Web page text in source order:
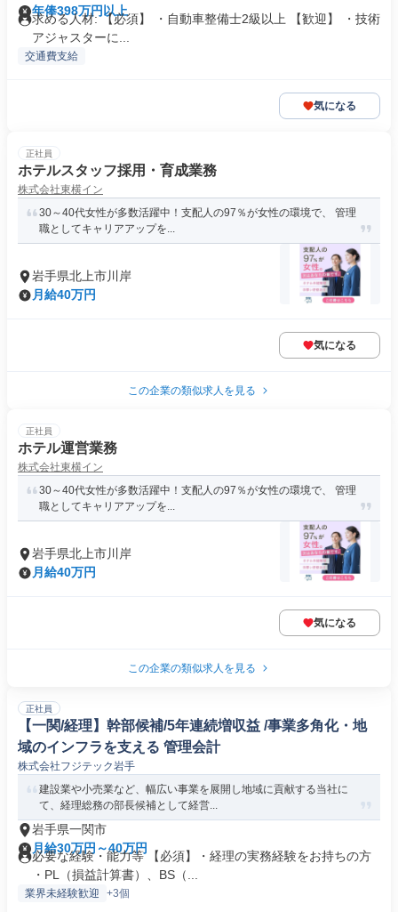
年俸398万円以上
求める人材: 【必須】 ・自動車整備士2級以上 【歓迎】 ・技術
アジャスターに...
交通費支給
気になる
正社員
ホテルスタッフ採用・育成業務
株式会社東横イン
30～40代女性が多数活躍中！支配人の97％が女性の環境で、 管理
職としてキャリアアップを...
岩手県北上市川岸
月給40万円
気になる
この企業の類似求人を見る
正社員
ホテル運営業務
株式会社東横イン
30～40代女性が多数活躍中！支配人の97％が女性の環境で、 管理
職としてキャリアアップを...
岩手県北上市川岸
月給40万円
気になる
この企業の類似求人を見る
正社員
【一関/経理】幹部候補/5年連続増収益 /事業多角化・地
域のインフラを支える 管理会計
株式会社フジテック岩手
建設業や小売業など、幅広い事業を展開し地域に貢献する当社に
て、経理総務の部長候補として経営...
岩手県一関市
月給30万円～40万円
必要な経験・能力等 【必須】・経理の実務経験をお持ちの方
・PL（損益計算書）、BS（...
業界未経験歓迎 +3個